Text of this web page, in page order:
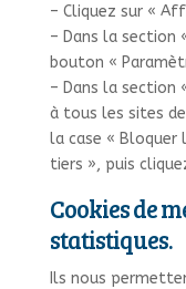
– Cliquez sur «
– Dans la section
bouton «
– Dans la section
à tous les sites
la case « Bloquer
tiers », puis
Cookies de
statistiques.
Ils nous